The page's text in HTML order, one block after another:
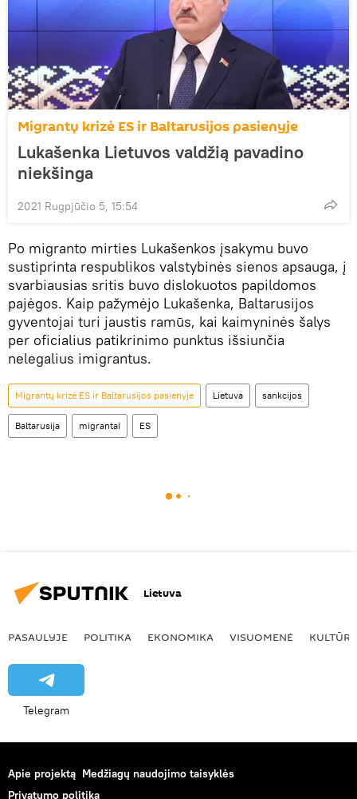
Migrantų krizė ES ir Baltarusijos pasienyje
Lukašenka Lietuvos valdžią pavadino
niekšinga
2021 Rugpjūčio 5, 15:54
Po migranto mirties Lukašenkos įsakymu buvo
sustiprinta respublikos valstybinės sienos apsauga, į
svarbiausias sritis buvo dislokuotos papildomos
pajėgos. Kaip pažymėjo Lukašenka, Baltarusijos
gyventojai turi jaustis ramūs, kai kaimyninės šalys
per oficialius patikrinimo punktus išsiunčia
nelegalius imigrantus.
Migrantų krizė ES ir Baltarusijos pasienyje Lietuva sankcijos
Baltarusija migrantai ES
Lietuva
PASAULYJE POLITIKA EKONOMIKA VISUOMENĖ KULTŪRA
Telegram
Apie projektą Medžiagų naudojimo taisyklės
Privatumo politika